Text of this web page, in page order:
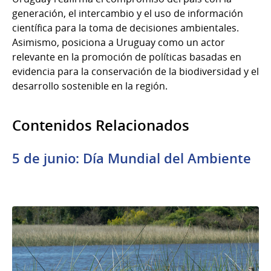
generación, el intercambio y el uso de información
científica para la toma de decisiones ambientales.
Asimismo, posiciona a Uruguay como un actor
relevante en la promoción de políticas basadas en
evidencia para la conservación de la biodiversidad y el
desarrollo sostenible en la región.
Contenidos Relacionados
5 de junio: Día Mundial del Ambiente